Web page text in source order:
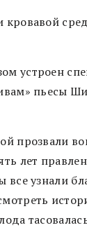
кровавой
устроен
пьесы
прозвали
лет
все узнали